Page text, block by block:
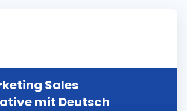
Sales
mit Deutsch